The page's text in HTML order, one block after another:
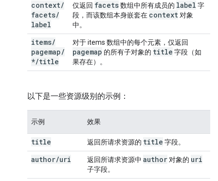
context/
facets/
label
仅返回 facets数组中所有成员的 label 字
段，而该数组本身嵌套在 context 对象
中。
items/
pagemap/
*/title
对于 items 数组中的每个元素，仅返回
pagemap 的所有子对象的 title 字段（如
果存在）。
以下是一些资源级别的示例：
示例 效果
title 返回所请求资源的 title 字段。
author/uri 返回所请求资源中 author 对象的 uri
子字段。